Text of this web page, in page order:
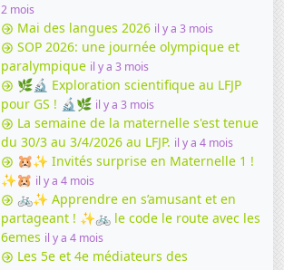
2 mois
Mai des langues 2026 il y a 3 mois
SOP 2026: une journée olympique et
paralympique il y a 3 mois
🌿🔬 Exploration scientifique au LFJP
pour GS ! 🔬🌿 il y a 3 mois
La semaine de la maternelle s'est tenue
du 30/3 au 3/4/2026 au LFJP. il y a 4 mois
🐹✨ Invités surprise en Maternelle 1 !
✨🐹 il y a 4 mois
🚲✨ Apprendre en s’amusant et en
partageant ! ✨🚲 le code le route avec les
6emes il y a 4 mois
Les 5e et 4e médiateurs des